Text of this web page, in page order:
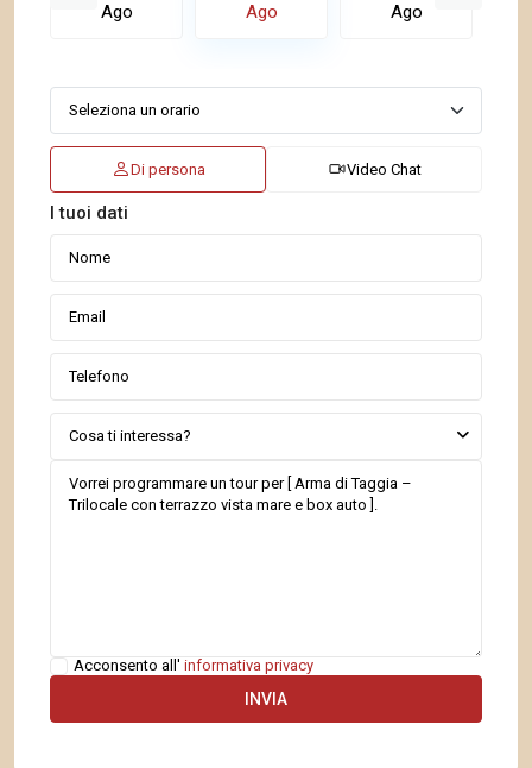
Ago Ago Ago
Di persona Video Chat
I tuoi dati
Cosa ti interessa?
Acconsento all' informativa privacy